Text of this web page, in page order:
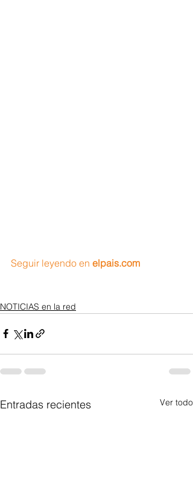
Seguir leyendo en elpais.com
NOTICIAS en la red
Entradas recientes Ver todo